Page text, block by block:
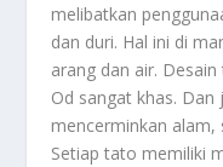
melibatkan
dan duri. Hal ini di
arang dan air.
Od sangat khas. Dan
mencerminkan alam,
Setiap tato memiliki